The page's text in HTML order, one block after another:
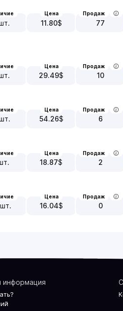
Цена
11.80$
Продаж
77
Цена
29.49$
Продаж
10
Цена
54.26$
Продаж
6
Цена
18.87$
Продаж
2
шт.
Цена
16.04$
Продаж
0
информация